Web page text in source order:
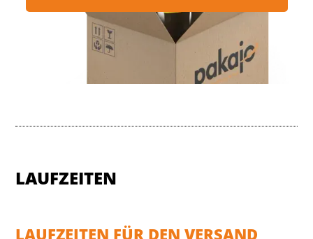
LAUFZEITEN
LAUFZEITEN FÜR DEN VERSAND